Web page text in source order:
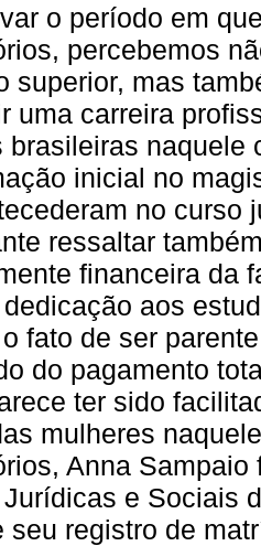
o período em
percebemos
superior, mas
uma carreira
brasileiras naquele
inicial no
no curso
ressaltar
financeira da
aos
fato de ser
do pagamento
ter sido
mulheres
Anna
e Sociais
seu registro de